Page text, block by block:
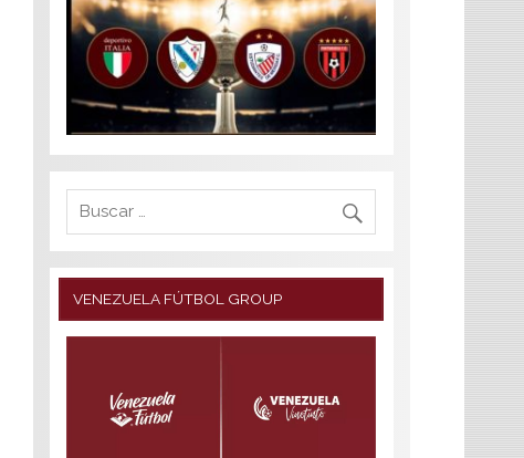
VENEZUELA FÚTBOL GROUP